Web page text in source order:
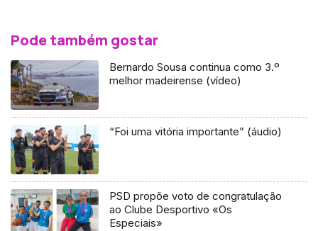
Pode também gostar
Bernardo Sousa continua como 3.º
melhor madeirense (vídeo)
“Foi uma vitória importante” (áudio)
PSD propõe voto de congratulação
ao Clube Desportivo «Os
Especiais»